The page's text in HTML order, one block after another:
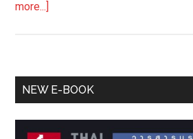
more...]
ภาคี
ใหญ่
ลง
Primary
NEW E-BOOK